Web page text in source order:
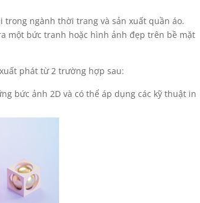
ngành thời trang và sản xuất quần áo.
một bức tranh hoặc hình ảnh đẹp trên bề mặt
phát từ 2 trường hợp sau:
bức ảnh 2D và có thể áp dụng các kỹ thuật in